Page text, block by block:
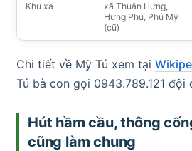
Khu xa
xã Thuận Hưng,
Hưng Phú, Phú Mỹ
(cũ)
Chi tiết về Mỹ Tú xem tại
Tú bà con gọi 0943.789.121 đội
Hút hầm cầu, thông
cũng làm chung